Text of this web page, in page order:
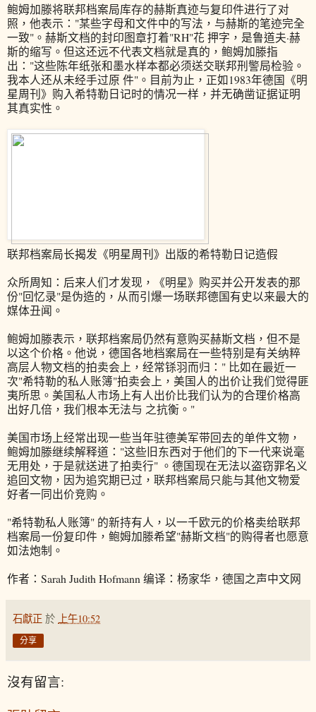
鲍姆加滕将联邦档案局库存的赫斯真迹与复印件进行了对
照，他表示："某些字母和文件中的写法，与赫斯的笔迹完全
一致"。赫斯文档的封印图章打着"RH"花 押字，是鲁道夫·赫
斯的缩写。但这还远不代表文档就是真的，鲍姆加滕指
出："这些陈年纸张和墨水样本都必须送交联邦刑警局检验。
我本人还从未经手过原 件"。目前为止，正如1983年德国《明
星周刊》购入希特勒日记时的情况一样，并无确凿证据证明
其真实性。
联邦档案局长揭发《明星周刊》出版的希特勒日记造假
众所周知：后来人们才发现，《明星》购买并公开发表的那
份"回忆录"是伪造的，从而引爆一场联邦德国有史以来最大的
媒体丑闻。
鲍姆加滕表示，联邦档案局仍然有意购买赫斯文档，但不是
以这个价格。他说，德国各地档案局在一些特别是有关纳粹
高层人物文档的拍卖会上，经常铩羽而归：" 比如在最近一
次"希特勒的私人账簿"拍卖会上，美国人的出价让我们觉得匪
夷所思。美国私人市场上有人出价比我们认为的合理价格高
出好几倍，我们根本无法与 之抗衡。"
美国市场上经常出现一些当年驻德美军带回去的单件文物，
鲍姆加滕继续解释道："这些旧东西对于他们的下一代来说毫
无用处，于是就送进了拍卖行" 。德国现在无法以盗窃罪名义
追回文物，因为追究期已过，联邦档案局只能与其他文物爱
好者一同出价竞购。
"希特勒私人账簿" 的新持有人，以一千欧元的价格卖给联邦
档案局一份复印件，鲍姆加滕希望"赫斯文档"的购得者也愿意
如法炮制。
作者：Sarah Judith Hofmann 编译：杨家华，德国之声中文网
石獻正 於 上午10:52
分享
沒有留言: